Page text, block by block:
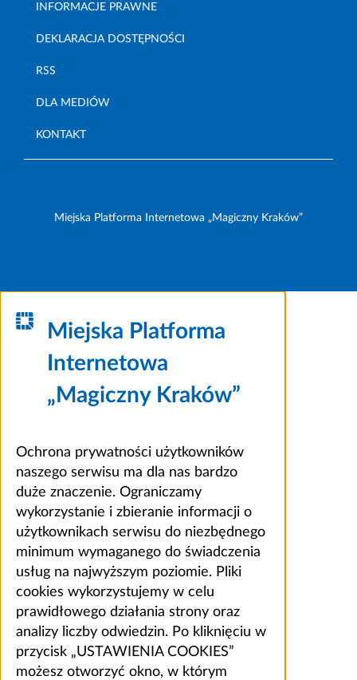
INFORMACJE PRAWNE
DEKLARACJA DOSTĘPNOŚCI
RSS
DLA MEDIÓW
KONTAKT
Miejska Platforma Internetowa „Magiczny Kraków”
Miejska Platforma
Internetowa
„Magiczny Kraków”
Ochrona prywatności użytkowników
naszego serwisu ma dla nas bardzo
duże znaczenie. Ograniczamy
wykorzystanie i zbieranie informacji o
użytkownikach serwisu do niezbędnego
minimum wymaganego do świadczenia
usług na najwyższym poziomie. Pliki
cookies wykorzystujemy w celu
prawidłowego działania strony oraz
analizy liczby odwiedzin. Po kliknięciu w
przycisk „USTAWIENIA COOKIES”
możesz otworzyć okno, w którym